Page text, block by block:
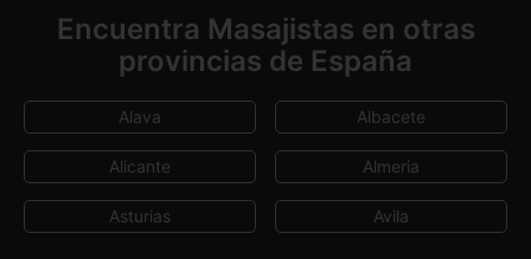
Encuentra Masajistas en otras
provincias de España
Alava Albacete
Alicante Almeria
Asturias Avila